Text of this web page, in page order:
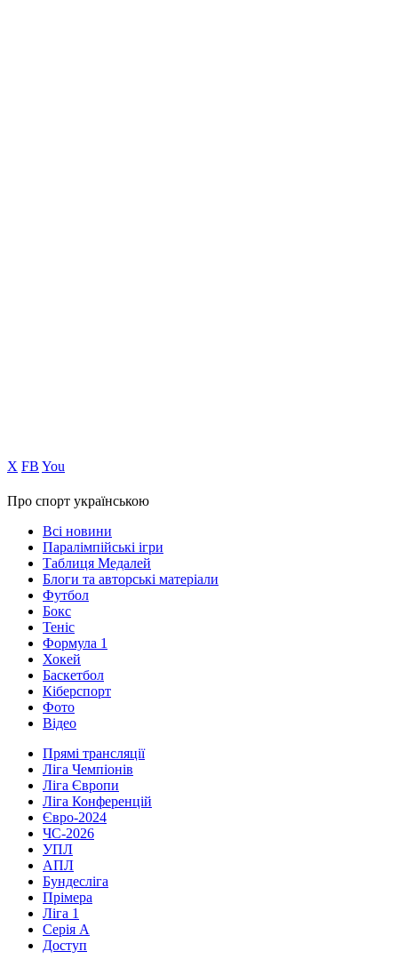
Х FB You
Про спорт українською
Всі новини
Паралімпійські ігри
Таблиця Медалей
Блоги та авторські матеріали
Футбол
Бокс
Теніс
Формула 1
Хокей
Баскетбол
Кіберспорт
Фото
Відео
Прямі трансляції
Ліга Чемпіонів
Ліга Європи
Ліга Конференцій
Євро-2024
ЧС-2026
УПЛ
АПЛ
Бундесліга
Прімера
Ліга 1
Серія А
Доступ